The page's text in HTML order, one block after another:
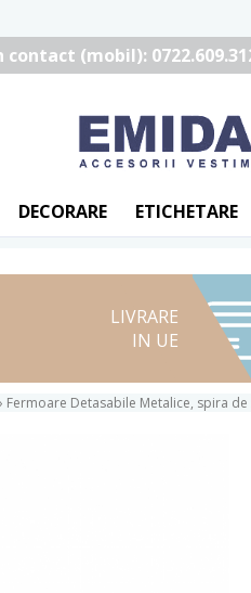
(mobil):
DECORARE ETICHETARE
LIVRARE
IN UE
› Fermoare Detasabile Metalice, spira